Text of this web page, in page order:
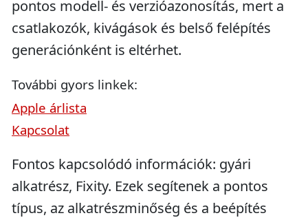
pontos modell- és verzióazonosítás, mert a
csatlakozók, kivágások és belső felépítés
generációnként is eltérhet.
További gyors linkek:
Apple árlista
Kapcsolat
Fontos kapcsolódó információk: gyári
alkatrész, Fixity. Ezek segítenek a pontos
típus, az alkatrészminőség és a beépítés